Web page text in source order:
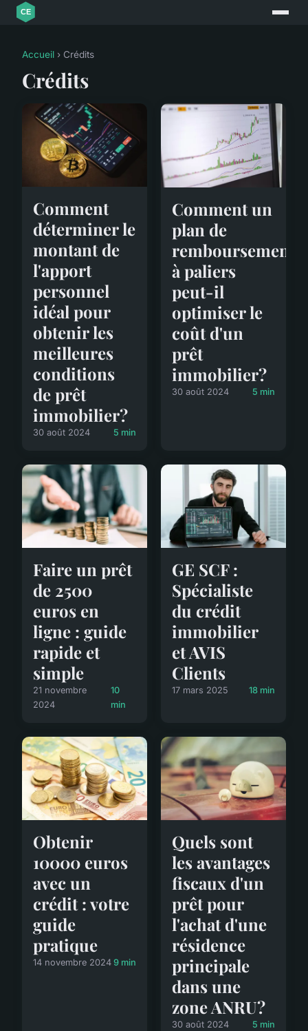
Accueil › Crédits
Crédits
Comment
déterminer le
montant de
l'apport
personnel
idéal pour
obtenir les
meilleures
conditions
de prêt
immobilier?
30 août 2024 5 min
Comment un
plan de
remboursement
à paliers
peut-il
optimiser le
coût d'un
prêt
immobilier?
30 août 2024 5 min
Faire un prêt
de 2500
euros en
ligne : guide
rapide et
simple
21 novembre
2024
10
min
GE SCF :
Spécialiste
du crédit
immobilier
et AVIS
Clients
17 mars 2025 18 min
Obtenir
10000 euros
avec un
crédit : votre
guide
pratique
14 novembre 2024 9 min
Quels sont
les avantages
fiscaux d'un
prêt pour
l'achat d'une
résidence
principale
dans une
zone ANRU?
30 août 2024 5 min